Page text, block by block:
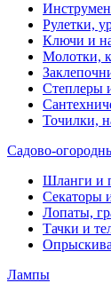
Рулетки,
Ключи и
Молотки,
Степлеры
Точилки,
Садово-
Шланги и
Секаторы
Лопаты,
Тачки и
Лампы